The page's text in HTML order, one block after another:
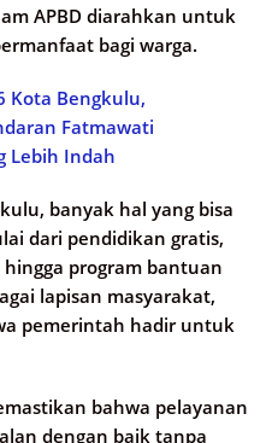
APBD diarahkan untuk
bagi warga.
Kota Bengkulu,
Fatmawati
Lebih Indah
banyak hal yang bisa
dari pendidikan gratis,
program bantuan
lapisan masyarakat,
pemerintah hadir untuk
bahwa pelayanan
dengan baik tanpa